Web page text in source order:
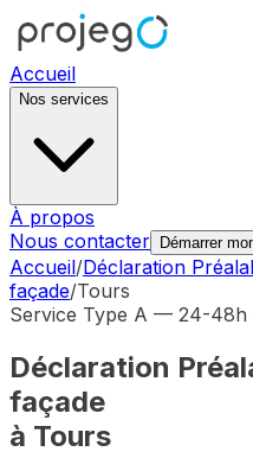
Accueil
Nos services
À propos
Nous contacter
Démarrer
Accueil/Déclaration
façade/Tours
Service Type A — 24-
Déclaration
façade
à Tours